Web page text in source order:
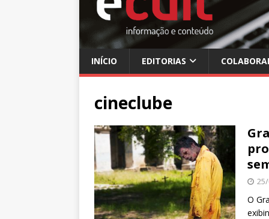
INÍCIO EDITORIAS
cineclube
O